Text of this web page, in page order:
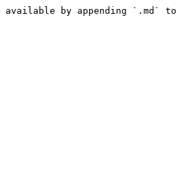
by appending `.md` to